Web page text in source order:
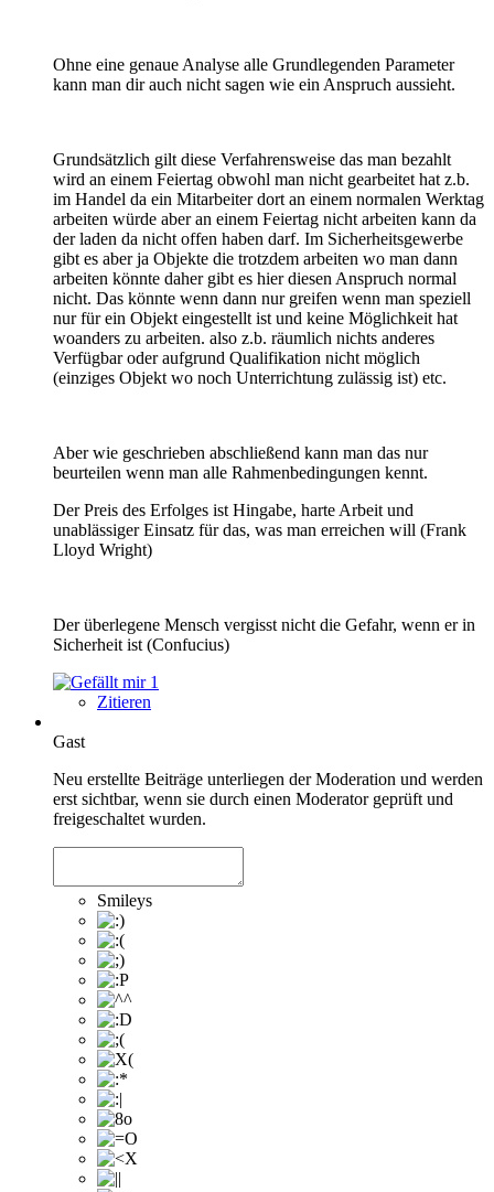
Ohne eine genaue Analyse alle Grundlegenden Parameter
kann man dir auch nicht sagen wie ein Anspruch aussieht.
Grundsätzlich gilt diese Verfahrensweise das man bezahlt
wird an einem Feiertag obwohl man nicht gearbeitet hat z.b.
im Handel da ein Mitarbeiter dort an einem normalen Werktag
arbeiten würde aber an einem Feiertag nicht arbeiten kann da
der laden da nicht offen haben darf. Im Sicherheitsgewerbe
gibt es aber ja Objekte die trotzdem arbeiten wo man dann
arbeiten könnte daher gibt es hier diesen Anspruch normal
nicht. Das könnte wenn dann nur greifen wenn man speziell
nur für ein Objekt eingestellt ist und keine Möglichkeit hat
woanders zu arbeiten. also z.b. räumlich nichts anderes
Verfügbar oder aufgrund Qualifikation nicht möglich
(einziges Objekt wo noch Unterrichtung zulässig ist) etc.
Aber wie geschrieben abschließend kann man das nur
beurteilen wenn man alle Rahmenbedingungen kennt.
Der Preis des Erfolges ist Hingabe, harte Arbeit und
unablässiger Einsatz für das, was man erreichen will (Frank
Lloyd Wright)
Der überlegene Mensch vergisst nicht die Gefahr, wenn er in
Sicherheit ist (Confucius)
1
Zitieren
Gast
Neu erstellte Beiträge unterliegen der Moderation und werden
erst sichtbar, wenn sie durch einen Moderator geprüft und
freigeschaltet wurden.
Smileys